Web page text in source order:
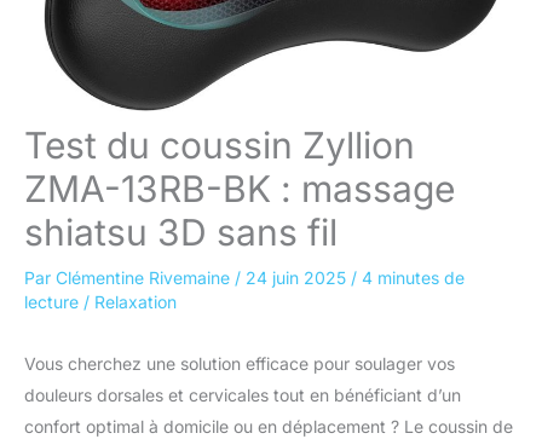
Test du coussin Zyllion
ZMA-13RB-BK : massage
shiatsu 3D sans fil
Par Clémentine Rivemaine / 24 juin 2025 / 4 minutes de
lecture / Relaxation
Vous cherchez une solution efficace pour soulager vos
douleurs dorsales et cervicales tout en bénéficiant d’un
confort optimal à domicile ou en déplacement ? Le coussin de